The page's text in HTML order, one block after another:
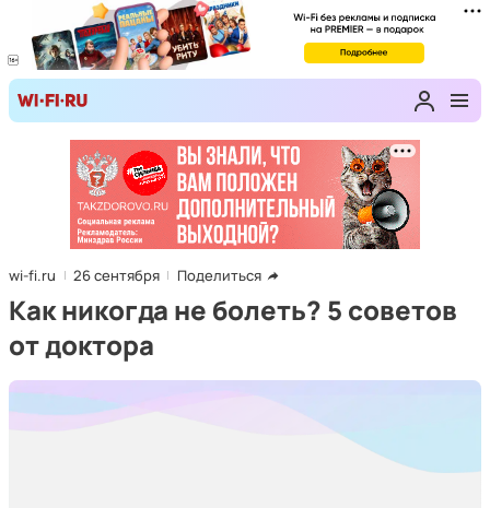
wi-fi.ru 26 сентября Поделиться
Как никогда не болеть? 5 советов
от доктора